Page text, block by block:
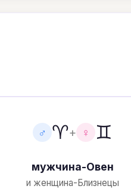
♂ ♈+ ♀ ♊
мужчина-Овен
и женщина-Близнецы